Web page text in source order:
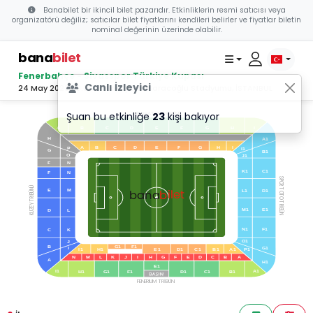
Banabilet bir ikincil bilet pazarıdır. Etkinliklerin resmi satıcısı veya
organizatörü değiliz; satıcılar bilet fiyatlarını kendileri belirler ve fiyatlar biletin
nominal değerinin üzerinde olabilir.
banabilet
Fenerbahçe - Sivasspor Türkiye Kupası
24 May 2023 20:00 - Ülker Şükrü Saracoğlu Stadyumu, İSTANBUL
A
I1 H1 B1 A1
G1 F1
E1
D1 C1
C D E F G
G1 F1
E1 D1 C1
A B H I
I1 H1 B1 A1
H
G
F
P
O
N
F N
E M
D L
C K
B
J
A
B
C
D
E
F
G
H
I
J
K
L
M
N A
I
A1
J1
B1
K1 C1
L1 D1
M1 E1
N1 F1
O1
G1
P1
H1
I1
banabilet
MARATON TRİBÜNÜ
KUZEY TRİBÜNÜ SPOR TOTO TRİBÜN
FENERIUM TRİBÜN
Canlı İzleyici
Şuan bu etkinliğe 23 kişi bakıyor